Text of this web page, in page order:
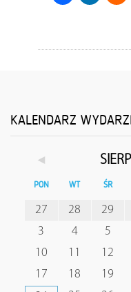
KALENDARZ
◄
PON WT ŚR
27 28 29
3
4 5
10
11 12
17
18 19